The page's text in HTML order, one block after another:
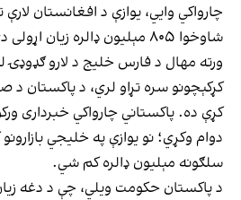
چارواکي وایي، یوازې د افغانستان
شاوخوا ۸۰۵ مېلیون ډالره زیان اړولی دی.
ورته مهال د فارس خلیج د لارو
کړکېچونو سره تړاو لري، د پاکستان د
کړې ده. پاکستاني چارواکي خبرداری
دوام وکړي؛ نو یوازې په خلیجي
سلګونه مېلیون ډالره کم شي.
د پاکستان حکومت ویلي، چې د دغه